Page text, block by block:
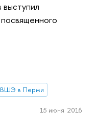
в Перми
15 июня 2016